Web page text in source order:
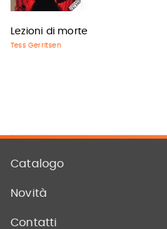
Lezioni di morte
Tess Gerritsen
Catalogo
Novità
Contatti